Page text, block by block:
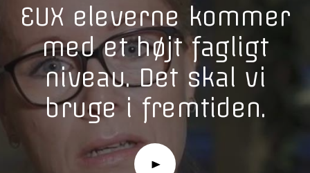
EUX eleverne kommer
med et højt fagligt
niveau. Det skal vi
bruge i fremtiden.